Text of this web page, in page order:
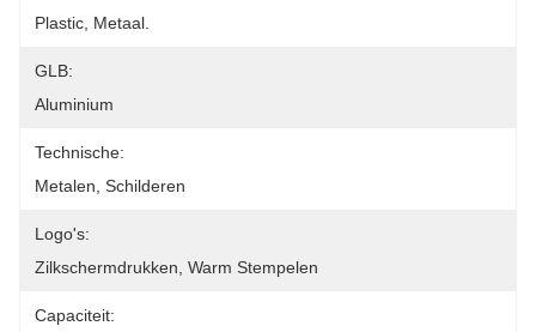
Plastic, Metaal.
GLB:
Aluminium
Technische:
Metalen, Schilderen
Logo's:
Zilkschermdrukken, Warm Stempelen
Capaciteit: